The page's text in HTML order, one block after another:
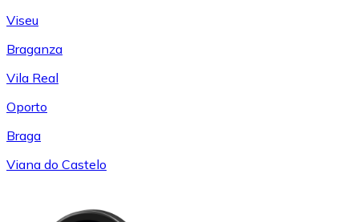
Viseu
Braganza
Vila Real
Oporto
Braga
Viana do Castelo